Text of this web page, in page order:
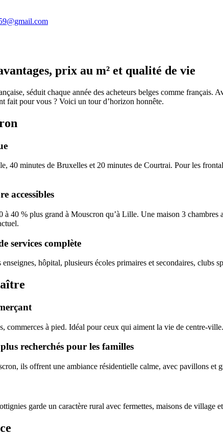
prix au m² et qualité de vie
séduit chaque année des acheteurs belges comme
fait pour vous ? Voici un tour d’horizon honnête.
40 minutes de Bruxelles et 20 minutes de Courtrai. Pour les
accessibles
à 40 % plus grand à Mouscron qu’à Lille. Une maison 3
services complète
hôpital, plusieurs écoles primaires et secondaires,
commerces à pied. Idéal pour ceux qui aiment la vie de centre-
recherchés pour les familles
ils offrent une ambiance résidentielle calme, avec pavillons et
garde un caractère rural avec fermettes, maisons de village